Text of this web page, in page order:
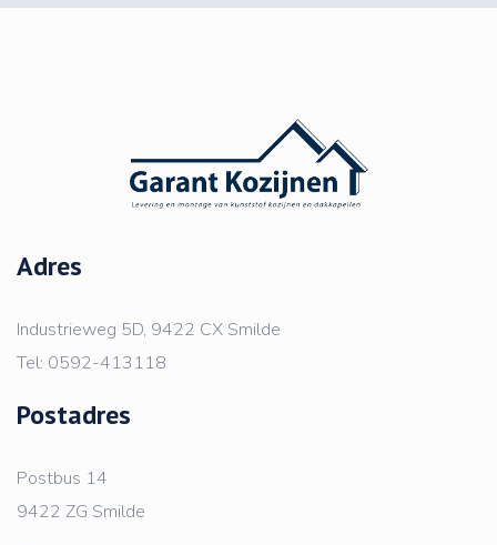
Adres
Industrieweg 5D, 9422 CX Smilde
Tel: 0592-413118
Postadres
Postbus 14
9422 ZG Smilde